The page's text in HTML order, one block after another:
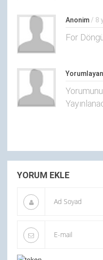
Anonim / 8
For
Yorumlayan
YORUM EKLE